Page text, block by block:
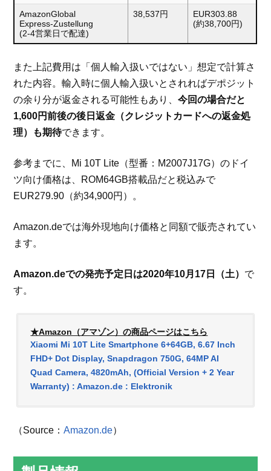
AmazonGlobal
Express-Zustellung
(2-4営業日で配達)
38,537円
EUR303.88
(約38,700円)
また上記費用は「個人輸入扱いではない」想定で計算さ
れた内容。輸入時に個人輸入扱いとされればデポジット
の余り分が返金される可能性もあり、今回の場合だと
1,600円前後の後日返金（クレジットカードへの返金処
理）も期待できます。
参考までに、Mi 10T Lite（型番：M2007J17G）のドイ
ツ向け価格は、ROM64GB搭載品だと税込みで
EUR279.90（約34,900円）。
Amazon.deでは海外現地向け価格と同額で販売されてい
ます。
Amazon.deでの発売予定日は2020年10月17日（土） で
す。
★Amazon（アマゾン）の商品ページはこちら
Xiaomi Mi 10T Lite Smartphone 6+64GB, 6.67 Inch
FHD+ Dot Display, Snapdragon 750G, 64MP AI
Quad Camera, 4820mAh, (Official Version + 2 Year
Warranty) : Amazon.de : Elektronik
（Source：Amazon.de）